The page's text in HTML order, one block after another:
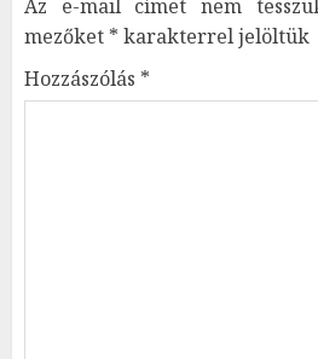
Az e-mail címet nem
mezőket * karakterrel jelöltük
Hozzászólás *